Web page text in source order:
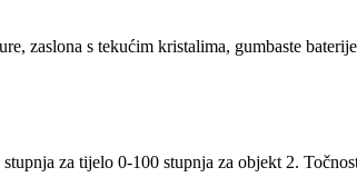
zaslona s tekućim kristalima, gumbaste
za tijelo 0-100 stupnja za objekt 2.